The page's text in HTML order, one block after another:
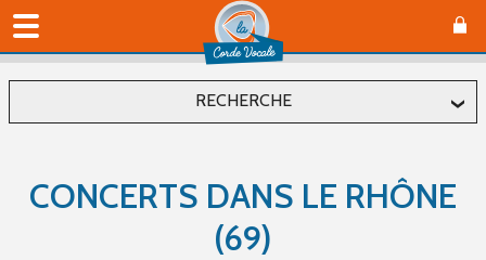
RECHERCHE
Département
CONCERTS DANS LE RHÔNE
(69)